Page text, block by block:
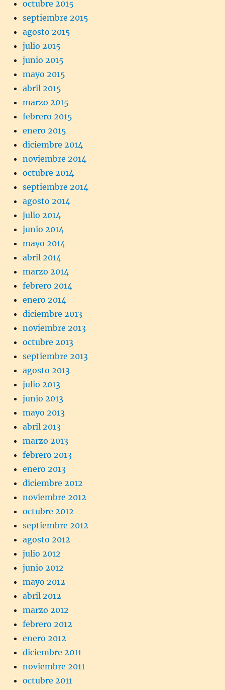
octubre 2015
septiembre 2015
agosto 2015
julio 2015
junio 2015
mayo 2015
abril 2015
marzo 2015
febrero 2015
enero 2015
diciembre 2014
noviembre 2014
octubre 2014
septiembre 2014
agosto 2014
julio 2014
junio 2014
mayo 2014
abril 2014
marzo 2014
febrero 2014
enero 2014
diciembre 2013
noviembre 2013
octubre 2013
septiembre 2013
agosto 2013
julio 2013
junio 2013
mayo 2013
abril 2013
marzo 2013
febrero 2013
enero 2013
diciembre 2012
noviembre 2012
octubre 2012
septiembre 2012
agosto 2012
julio 2012
junio 2012
mayo 2012
abril 2012
marzo 2012
febrero 2012
enero 2012
diciembre 2011
noviembre 2011
octubre 2011